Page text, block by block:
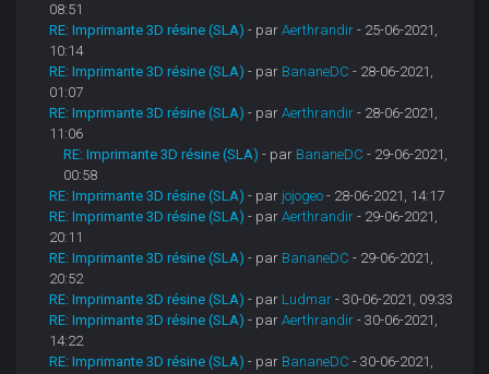
08:51
RE: Imprimante 3D résine (SLA) - parAerthrandir - 25-06-2021,
10:14
RE: Imprimante 3D résine (SLA) - par BananeDC - 28-06-2021,
01:07
RE: Imprimante 3D résine (SLA) - parAerthrandir - 28-06-2021,
11:06
RE: Imprimante 3D résine (SLA) - par BananeDC - 29-06-2021,
00:58
RE: Imprimante 3D résine (SLA) - par jojogeo - 28-06-2021, 14:17
RE: Imprimante 3D résine (SLA) - parAerthrandir - 29-06-2021,
20:11
RE: Imprimante 3D résine (SLA) - par BananeDC - 29-06-2021,
20:52
RE: Imprimante 3D résine (SLA) - par Ludmar - 30-06-2021, 09:33
RE: Imprimante 3D résine (SLA) - parAerthrandir - 30-06-2021,
14:22
RE: Imprimante 3D résine (SLA) - par BananeDC - 30-06-2021,